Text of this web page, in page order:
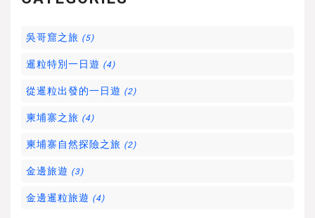
吳哥窟之旅 (5)
暹粒特別一日遊 (4)
從暹粒出發的一日遊 (2)
柬埔寨之旅 (4)
柬埔寨自然探險之旅 (2)
金邊旅遊 (3)
金邊暹粒旅遊 (4)